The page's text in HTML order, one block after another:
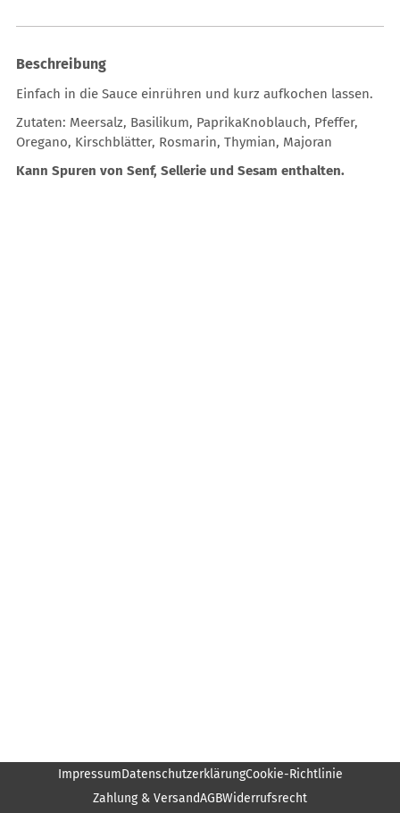
Beschreibung
Einfach in die Sauce einrühren und kurz aufkochen lassen.
Zutaten: Meersalz, Basilikum, PaprikaKnoblauch, Pfeffer,
Oregano, Kirschblätter, Rosmarin, Thymian, Majoran
Kann Spuren von Senf, Sellerie und Sesam enthalten.
ImpressumDatenschutzerklärungCookie-Richtlinie
Zahlung & VersandAGBWiderrufsrecht